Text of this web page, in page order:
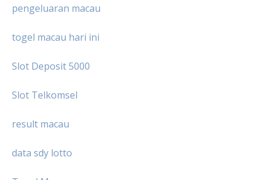
pengeluaran macau
togel macau hari ini
Slot Deposit 5000
Slot Telkomsel
result macau
data sdy lotto